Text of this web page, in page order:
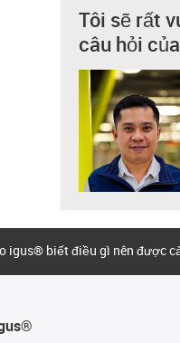
Tôi sẽ rất
câu hỏi
igus® biết điều gì nên được